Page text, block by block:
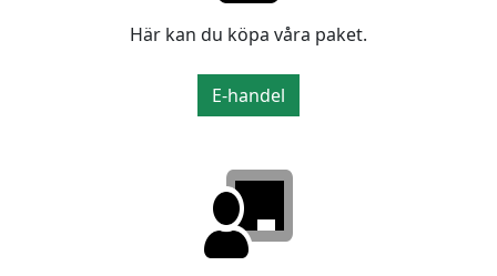
Här kan du köpa våra paket.
E-handel